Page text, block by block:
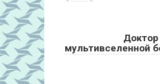
мультивселенной